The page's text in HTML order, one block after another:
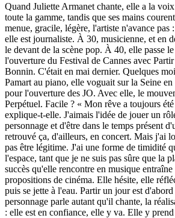
Quand Juliette Armanet chante, elle a la
toute la gamme, tandis que ses mains
menue, gracile, légère, l'artiste n'avance pas
elle est journaliste. À 30, musicienne, et en
le devant de la scène pop. À 40, elle passe
l'ouverture du Festival de Cannes avec
Bonnin. C'était en mai dernier. Quelques
Pamart au piano, elle voguait sur la Seine
pour l'ouverture des JO. Avec elle, le
Perpétuel. Facile ? « Mon rêve a toujours
explique-t-elle. J'aimais l'idée de jouer un
personnage et d'être dans le temps présent
retrouvé ça, d'ailleurs, en concert. Mais j'ai
pas être légitime. J'ai une forme de timidité
l'espace, tant que je ne suis pas sûre que la
succès qu'elle rencontre en musique entraîne
propositions de cinéma. Elle hésite, elle
puis se jette à l'eau. Partir un jour est
personnage parle autant qu'il chante, la
: elle est en confiance, elle y va. Elle y